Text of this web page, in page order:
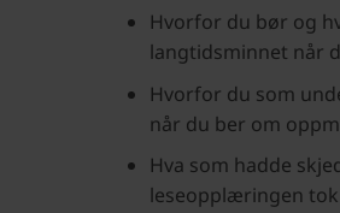
Hvorfor du bør og
langtidsminnet når
Hvorfor du som
når du ber om
Hva som hadde
leseopplæringen tok